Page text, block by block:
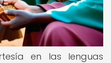
en las lenguas